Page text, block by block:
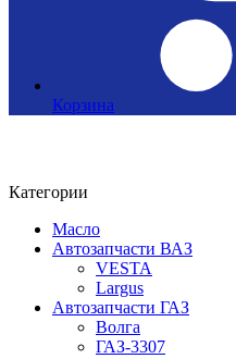
Корзина
Категории
Масло
Автозапчасти ВАЗ
VESTA
Largus
Автозапчасти ГАЗ
Волга
ГАЗ-3307